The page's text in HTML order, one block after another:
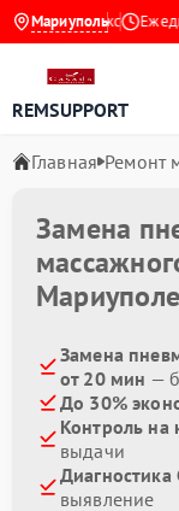
Мариуполь
4.9 на Яндекс
REMSUPPORT
Главная Ремонт
Замена
Мариуполе
Замена
от 20 мин —
До 30%
Контроль на
выдачи
Диагностика
выявление